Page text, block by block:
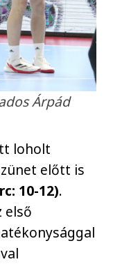
Árpád
loholt
előtt is
10-12).
első